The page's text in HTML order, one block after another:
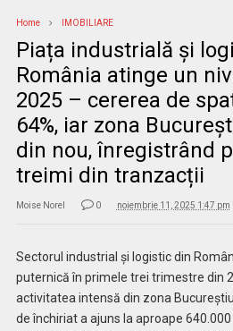
Home IMOBILIARE
Piața industrială și
România atinge un
2025 – cererea de
64%, iar zona
din nou, înregistrând
treimi din tranzacții
Moise Norel 0 noiembrie 11, 2025 1:47 pm
Sectorul industrial și logistic din
puternică în primele trei trimestre din
activitatea intensă din zona
de închiriat a ajuns la aproape